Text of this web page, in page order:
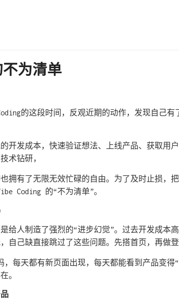
为清单
的这段时间，反观近期的动作，发现自己有
开发成本，快速验证想法、上线产品、获取用
术钻研，
拥有了无限无效忙碌的自由。为了及时止损，
Coding 的“不为清单”。
给人制造了强烈的“进步幻觉”。过去开发成本
自己缺直接跳过了这些问题。先搭首页，再做
，每天都有新页面出现，每天都能看到产品变得
。